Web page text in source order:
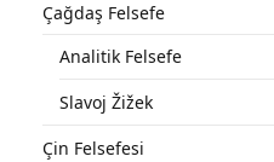
Çağdaş Felsefe
Analitik Felsefe
Slavoj Žižek
Çin Felsefesi